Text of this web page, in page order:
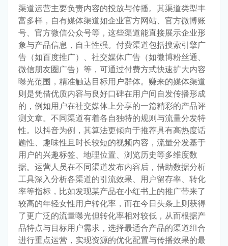
渠道运营主要负责内容的投放与传播。其渠道类型丰
富多样，自有媒体渠道如企业官方网站、官方微博账
号、官方微信公众号等，这些渠道能直接展示企业形
象与产品信息，自主性强。付费渠道包括搜索引擎广
告（如百度推广）、社交媒体广告（如微博粉丝通、
微信朋友圈广告）等，可通过付费方式快速扩大内容
曝光范围，精准触达目标用户群体。赚来的媒体渠道
则是凭借优质内容与良好口碑在用户间自发传播形成
的，例如用户在社交媒体上分享的一篇精彩的产品评
测文章。不同渠道有着各自独特的规则与流量分发特
性。以抖音为例，其算法更倾向于推荐具有高热度话
题性、趣味性且时长较短的视频内容，流量分发基于
用户的兴趣标签、地理位置、浏览历史等多维度数
据。运营人员在不同渠道发布内容后，借助数据分析
工具深入分析各渠道的引流效果、用户留存率、转化
率等指标，比如发现某产品在小红书上的推广带来了
较高的年轻女性用户转化率，而在今日头条上则获得
了更广泛的流量曝光但转化率相对较低，从而根据产
品特点与目标用户需求，选择最适合产品的渠道组合
进行重点运营，实现资源的优化配置与传播效果的最